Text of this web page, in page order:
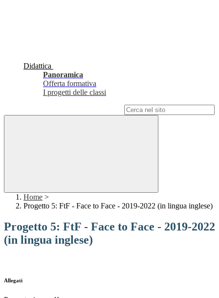
Didattica
Panoramica
Offerta formativa
I progetti delle classi
Home >
Progetto 5: FtF - Face to Face - 2019-2022 (in lingua inglese)
Progetto 5: FtF - Face to Face - 2019-2022
(in lingua inglese)
Allegati